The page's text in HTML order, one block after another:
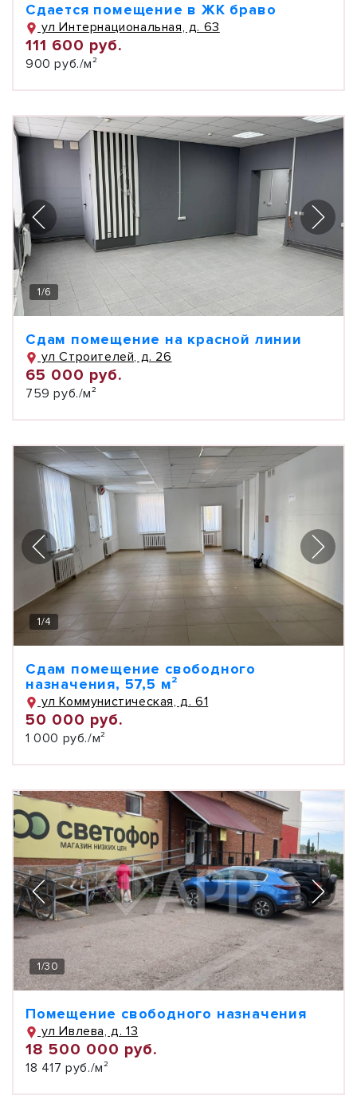
Сдается помещение в ЖК браво
ул Интернациональная, д. 63
111 600 руб.
900 руб./м²
1/6
Сдам помещение на красной линии
ул Строителей, д. 26
65 000 руб.
759 руб./м²
1/4
Сдам помещение свободного
назначения, 57,5 м²
ул Коммунистическая, д. 61
50 000 руб.
1 000 руб./м²
1/30
Помещение свободного назначения
ул Ивлева, д. 13
18 500 000 руб.
18 417 руб./м²